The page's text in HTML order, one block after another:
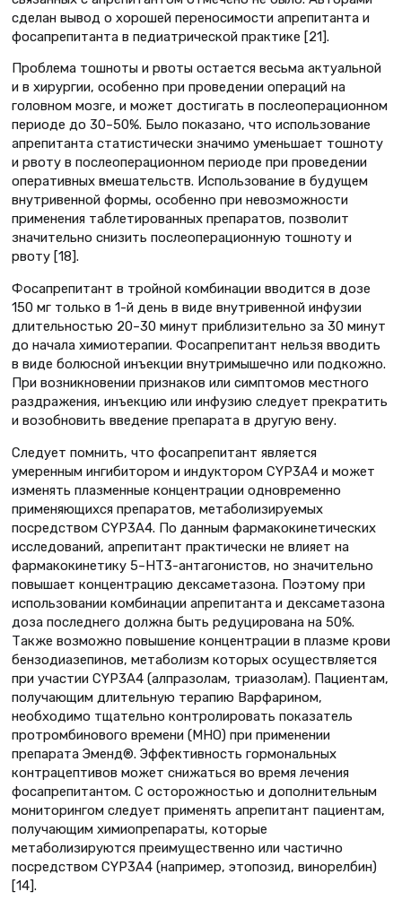
сделан вывод о хорошей переносимости апрепитанта и
фосапрепитанта в педиатрической практике [21].
Проблема тошноты и рвоты остается весьма актуальной
и в хирургии, особенно при проведении операций на
головном мозге, и может достигать в послеоперационном
периоде до 30–50%. Было показано, что использование
апрепитанта статистически значимо уменьшает тошноту
и рвоту в послеоперационном периоде при проведении
оперативных вмешательств. Использование в будущем
внутривенной формы, особенно при невозможности
применения таблетированных препаратов, позволит
значительно снизить послеоперационную тошноту и
рвоту [18].
Фосапрепитант в тройной комбинации вводится в дозе
150 мг только в 1-й день в виде внутривенной инфузии
длительностью 20–30 минут приблизительно за 30 минут
до начала химиотерапии. Фосапрепитант нельзя вводить
в виде болюсной инъекции внутримышечно или подкожно.
При возникновении признаков или симптомов местного
раздражения, инъекцию или инфузию следует прекратить
и возобновить введение препарата в другую вену.
Следует помнить, что фосапрепитант является
умеренным ингибитором и индуктором CYP3A4 и может
изменять плазменные концентрации одновременно
применяющихся препаратов, метаболизируемых
посредством CYP3A4. По данным фармакокинетических
исследований, апрепитант практически не влияет на
фармакокинетику 5–НТ3-антагонистов, но значительно
повышает концентрацию дексаметазона. Поэтому при
использовании комбинации апрепитанта и дексаметазона
доза последнего должна быть редуцирована на 50%.
Также возможно повышение концентрации в плазме крови
бензодиазепинов, метаболизм которых осуществляется
при участии CYP3A4 (алпразолам, триазолам). Пациентам,
получающим длительную терапию Варфарином,
необходимо тщательно контролировать показатель
протромбинового времени (МНО) при применении
препарата Эменд®. Эффективность гормональных
контрацептивов может снижаться во время лечения
фосапрепитантом. С осторожностью и дополнительным
мониторингом следует применять апрепитант пациентам,
получающим химиопрепараты, которые
метаболизируются преимущественно или частично
посредством CYP3A4 (например, этопозид, винорелбин)
[14].